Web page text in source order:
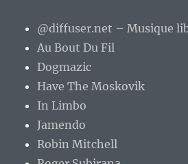
@diffuser.net – Musique
Au Bout Du Fil
Dogmazic
Have The Moskovik
In Limbo
Jamendo
Robin Mitchell